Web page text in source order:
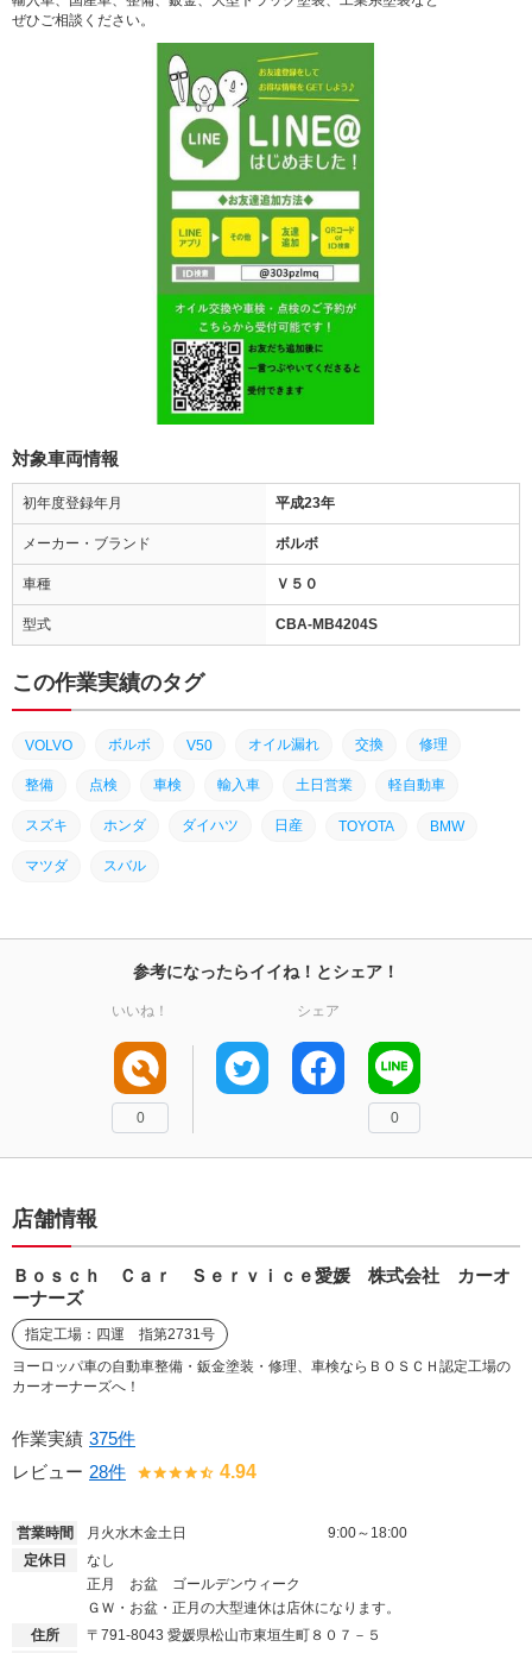
ぜひご相談ください。
対象車両情報
初年度登録年月 平成23年
メーカー・ブランド ボルボ
車種 Ｖ５０
型式 CBA-MB4204S
この作業実績のタグ
VOLVO ボルボ V50 オイル漏れ 交換 修理
整備 点検 車検 輸入車 土日営業 軽自動車
スズキ ホンダ ダイハツ 日産 TOYOTA BMW
マツダ スバル
参考になったらイイね！とシェア！
いいね！
0
シェア
0
店舗情報
Ｂｏｓｃｈ Ｃａｒ Ｓｅｒｖｉｃｅ愛媛 株式会社 カーオ
ーナーズ
指定工場：四運 指第2731号
ヨーロッパ車の自動車整備・鈑金塗装・修理、車検ならＢＯＳＣＨ認定工場の
カーオーナーズへ！
作業実績 375件
レビュー 28件 4.94
営業時間 月火水木金土日
9:00～18:00
定休日
なし
正月 お盆 ゴールデンウィーク
ＧＷ・お盆・正月の大型連休は店休になります。
住所
〒791-8043 愛媛県松山市東垣生町８０７－５